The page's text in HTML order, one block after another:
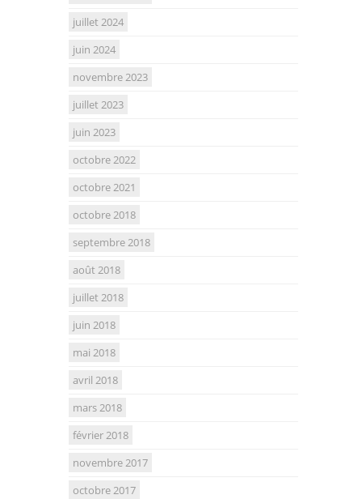
juillet 2024
juin 2024
novembre 2023
juillet 2023
juin 2023
octobre 2022
octobre 2021
octobre 2018
septembre 2018
août 2018
juillet 2018
juin 2018
mai 2018
avril 2018
mars 2018
février 2018
novembre 2017
octobre 2017